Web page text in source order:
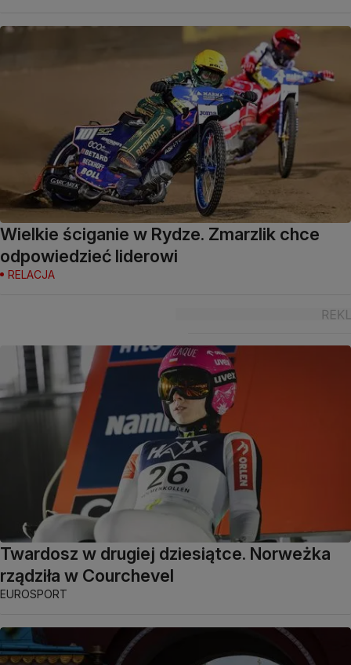
Wielkie ściganie w Rydze. Zmarzlik chce
odpowiedzieć liderowi
RELACJA
Twardosz w drugiej dziesiątce. Norweżka
rządziła w Courchevel
EUROSPORT